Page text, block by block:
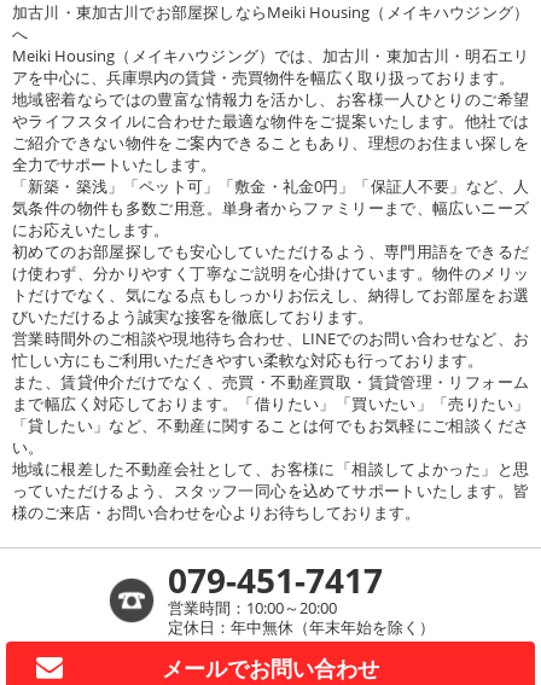
加古川・東加古川でお部屋探しならMeiki Housing（メイキハウジング）
へ
Meiki Housing（メイキハウジング）では、加古川・東加古川・明石エリ
アを中心に、兵庫県内の賃貸・売買物件を幅広く取り扱っております。
地域密着ならではの豊富な情報力を活かし、お客様一人ひとりのご希望
やライフスタイルに合わせた最適な物件をご提案いたします。他社では
ご紹介できない物件をご案内できることもあり、理想のお住まい探しを
全力でサポートいたします。
「新築・築浅」「ペット可」「敷金・礼金0円」「保証人不要」など、人
気条件の物件も多数ご用意。単身者からファミリーまで、幅広いニーズ
にお応えいたします。
初めてのお部屋探しでも安心していただけるよう、専門用語をできるだ
け使わず、分かりやすく丁寧なご説明を心掛けています。物件のメリッ
トだけでなく、気になる点もしっかりお伝えし、納得してお部屋をお選
びいただけるよう誠実な接客を徹底しております。
営業時間外のご相談や現地待ち合わせ、LINEでのお問い合わせなど、お
忙しい方にもご利用いただきやすい柔軟な対応も行っております。
また、賃貸仲介だけでなく、売買・不動産買取・賃貸管理・リフォーム
まで幅広く対応しております。「借りたい」「買いたい」「売りたい」
「貸したい」など、不動産に関することは何でもお気軽にご相談くださ
い。
地域に根差した不動産会社として、お客様に「相談してよかった」と思
っていただけるよう、スタッフ一同心を込めてサポートいたします。皆
様のご来店・お問い合わせを心よりお待ちしております。
079-451-7417
営業時間：10:00～20:00
定休日：年中無休（年末年始を除く）
メールでお問い合わせ